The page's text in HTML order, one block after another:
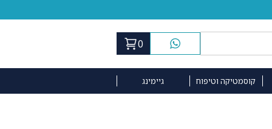
0
קוסמטיקה וטיפוח גיימינג